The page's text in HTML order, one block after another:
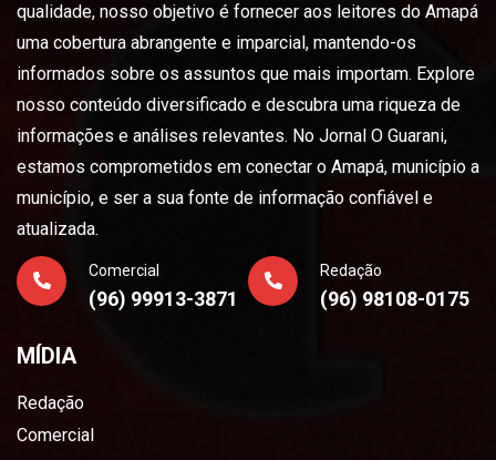
qualidade, nosso objetivo é fornecer aos leitores do Amapá
uma cobertura abrangente e imparcial, mantendo-os
informados sobre os assuntos que mais importam. Explore
nosso conteúdo diversificado e descubra uma riqueza de
informações e análises relevantes. No Jornal O Guarani,
estamos comprometidos em conectar o Amapá, município a
município, e ser a sua fonte de informação confiável e
atualizada.
Comercial
(96) 99913-3871
Redação
(96) 98108-0175
MÍDIA
Redação
Comercial